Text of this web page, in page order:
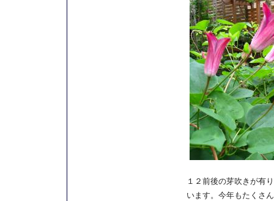
１２前後の芽吹きが有
います。今年もたくさ